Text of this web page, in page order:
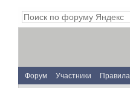
Форум Участники Правила